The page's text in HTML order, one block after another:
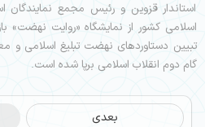
استاندار قزوین و رئیس مجمع نمایندگان
اسلامی کشور از نمایشگاه «روایت نهضت»
تبیین دستاوردهای نهضت تبلیغ اسلامی و
گام دوم انقلاب اسلامی برپا شده است.
بعدی